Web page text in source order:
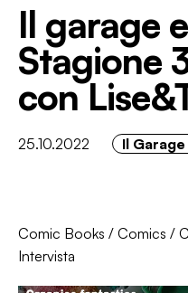
Il garage
Stagione
con
25.10.2022 Il
Comic Books / Comics /
Intervista